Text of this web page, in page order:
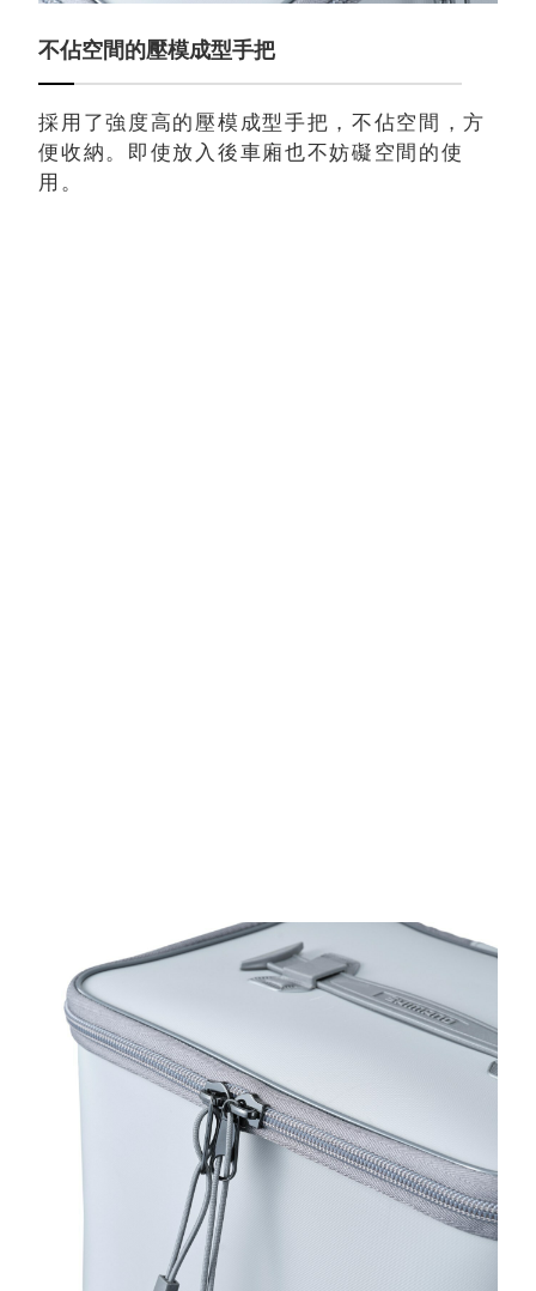
不佔空間的壓模成型手把
採用了強度高的壓模成型手把，不佔空間，方
便收納。即使放入後車廂也不妨礙空間的使
用。